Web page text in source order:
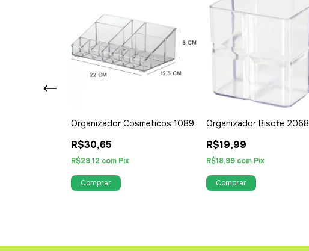
Organizador Cosmeticos 1089
R$30,65
R$29,12 com Pix
Organizador Bisote 2068
R$19,99
R$18,99 com Pix